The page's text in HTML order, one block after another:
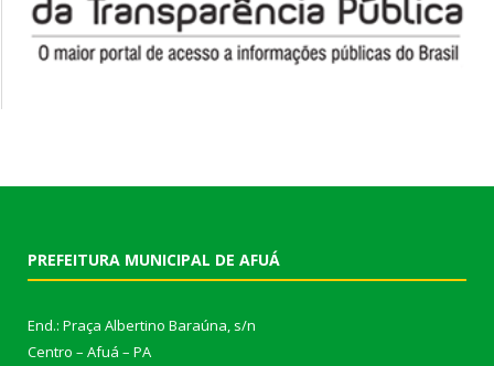
PREFEITURA MUNICIPAL DE AFUÁ
End.: Praça Albertino Baraúna, s/n
Centro – Afuá – PA